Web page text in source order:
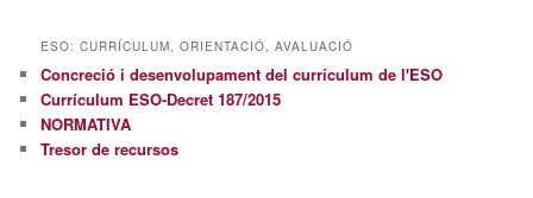
ESO: CURRÍCULUM, ORIENTACIÓ, AVALUACIÓ
Concreció i desenvolupament del currículum de l'ESO
Currículum ESO-Decret 187/2015
NORMATIVA
Tresor de recursos